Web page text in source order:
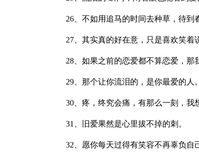
26、不如用追马的时间去种草，待到
27、其实真的好在意，只是喜欢笑着
28、如果之前的恋爱都不算恋爱，那
29、那个让你流泪的，是你最爱的人。
30、疼，终究会痛，有那么一刻，我
31、旧爱果然是心里拔不掉的刺。
32、愿你每天过得有笑容不再辜负自